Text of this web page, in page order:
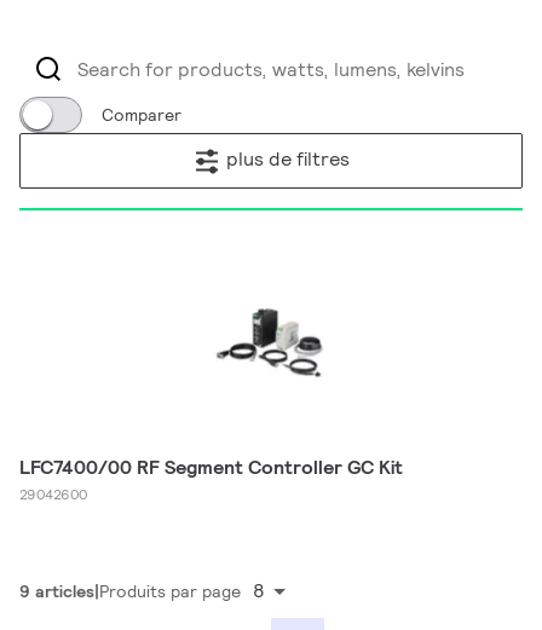
Comparer
plus de filtres
LFC7400/00 RF Segment Controller GC Kit
29042600
9 articles Produits par page 8